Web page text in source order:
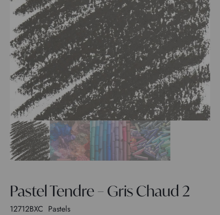
Pastel Tendre – Gris Chaud 2
12712BXC Pastels